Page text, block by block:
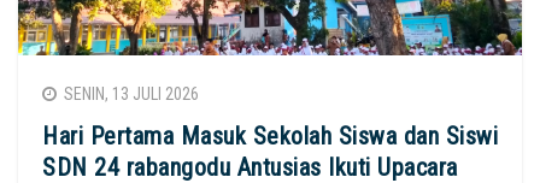
SENIN, 13 JULI 2026
Hari Pertama Masuk Sekolah Siswa dan Siswi
SDN 24 rabangodu Antusias Ikuti Upacara